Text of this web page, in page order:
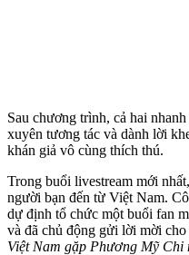
Sau chương trình, cả hai
xuyên tương tác và dành lời
khán giả vô cùng thích thú.
Trong buổi livestream mới
người bạn đến từ Việt Nam.
dự định tổ chức một buổi fan
và đã chủ động gửi lời mời cho
Việt Nam gặp Phương Mỹ Chi